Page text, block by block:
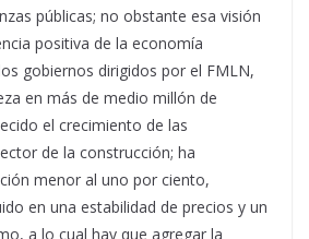
públicas; no obstante esa visión
positiva de la economía
gobiernos dirigidos por el FMLN,
en más de medio millón de
el crecimiento de las
de la construcción; ha
menor al uno por ciento,
en una estabilidad de precios y un
a lo cual hay que agregar la